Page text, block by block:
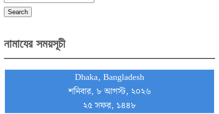
Search
নামাযের সময়সূচী
Dhaka, Bangladesh
শনিবার, ৮ আগস্ট, ২০২৬
২৫ সফর, ১৪৪৮